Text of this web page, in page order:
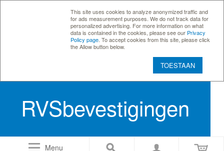
This site uses cookies to analyze anonymized traffic and
for ads measurement purposes. We do not track data for
personalized advertising. For more information on what
data is contained in the cookies, please see our Privacy
Policy page . To accept cookies from this site, please click
the Allow button below.
TOESTAAN
RVSbevestigingen
Menu